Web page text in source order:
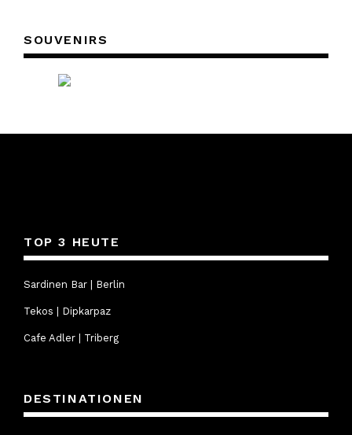
SOUVENIRS
TOP 3 HEUTE
Sardinen Bar | Berlin
Tekos | Dipkarpaz
Cafe Adler | Triberg
DESTINATIONEN